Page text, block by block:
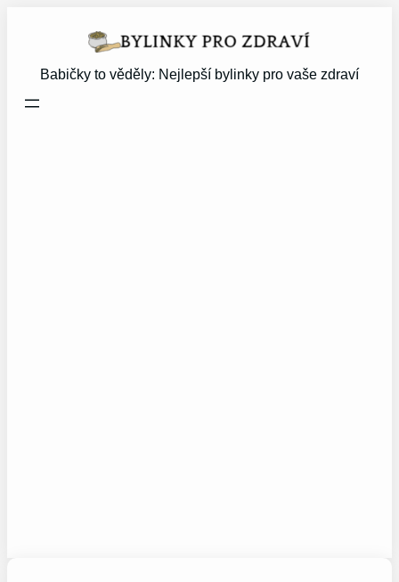
Babičky to věděly: Nejlepší bylinky pro vaše zdraví